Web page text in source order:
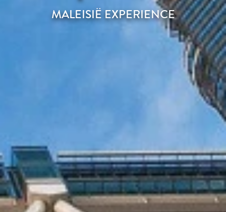
MALEISIË EXPERIENCE